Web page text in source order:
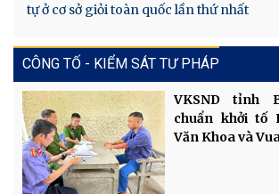
tự ở cơ sở giỏi toàn quốc lần thứ nhất
CÔNG TỐ - KIỂM SÁT TƯ PHÁP
VKSND tỉnh
chuẩn khởi tố
Văn Khoa và